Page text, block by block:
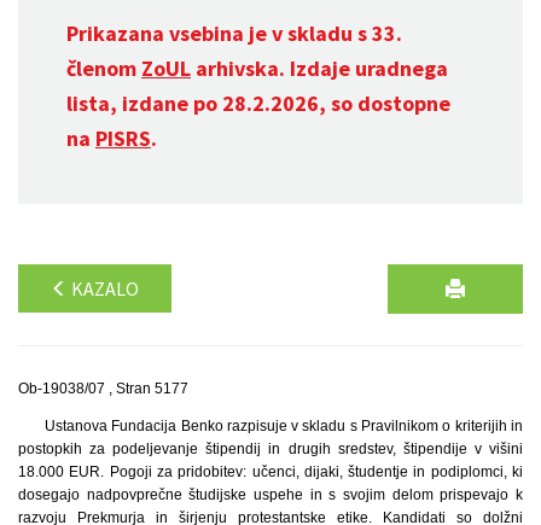
Prikazana vsebina je v skladu s 33.
členom ZoUL arhivska. Izdaje uradnega
lista, izdane po 28.2.2026, so dostopne
na PISRS.
KAZALO
Ob-19038/07 , Stran 5177
Ustanova Fundacija Benko razpisuje v skladu s Pravilnikom o kriterijih in
postopkih za podeljevanje štipendij in drugih sredstev, štipendije v višini
18.000 EUR. Pogoji za pridobitev: učenci, dijaki, študentje in podiplomci, ki
dosegajo nadpovprečne študijske uspehe in s svojim delom prispevajo k
razvoju Prekmurja in širjenju protestantske etike. Kandidati so dolžni